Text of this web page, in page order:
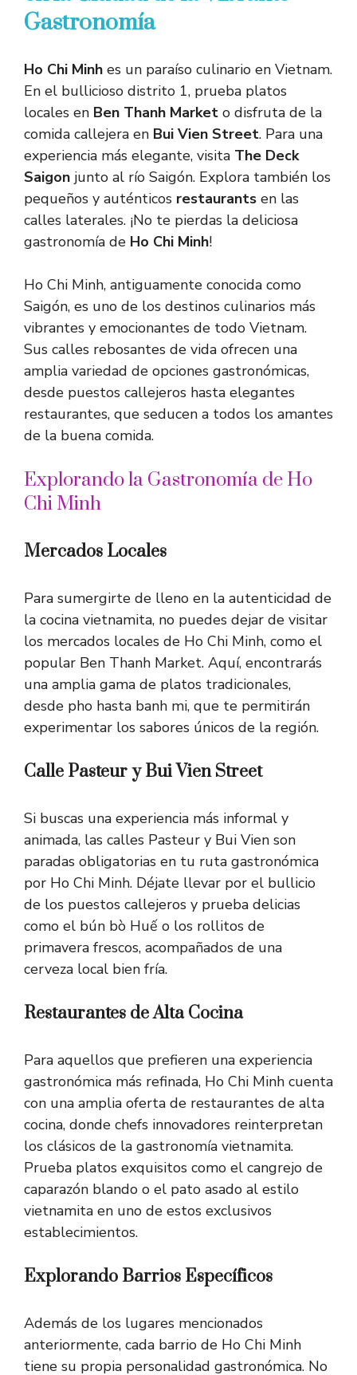
Gastronomía
Ho Chi Minh es un paraíso culinario en Vietnam.
En el bullicioso distrito 1, prueba platos
locales en Ben Thanh Market o disfruta de la
comida callejera en Bui Vien Street. Para una
experiencia más elegante, visita The Deck
Saigon junto al río Saigón. Explora también los
pequeños y auténticos restaurants en las
calles laterales. ¡No te pierdas la deliciosa
gastronomía de Ho Chi Minh!
Ho Chi Minh, antiguamente conocida como
Saigón, es uno de los destinos culinarios más
vibrantes y emocionantes de todo Vietnam.
Sus calles rebosantes de vida ofrecen una
amplia variedad de opciones gastronómicas,
desde puestos callejeros hasta elegantes
restaurantes, que seducen a todos los amantes
de la buena comida.
Explorando la Gastronomía de Ho
Chi Minh
Mercados Locales
Para sumergirte de lleno en la autenticidad de
la cocina vietnamita, no puedes dejar de visitar
los mercados locales de Ho Chi Minh, como el
popular Ben Thanh Market. Aquí, encontrarás
una amplia gama de platos tradicionales,
desde pho hasta banh mi, que te permitirán
experimentar los sabores únicos de la región.
Calle Pasteur y Bui Vien Street
Si buscas una experiencia más informal y
animada, las calles Pasteur y Bui Vien son
paradas obligatorias en tu ruta gastronómica
por Ho Chi Minh. Déjate llevar por el bullicio
de los puestos callejeros y prueba delicias
como el bún bò Huế o los rollitos de
primavera frescos, acompañados de una
cerveza local bien fría.
Restaurantes de Alta Cocina
Para aquellos que prefieren una experiencia
gastronómica más refinada, Ho Chi Minh cuenta
con una amplia oferta de restaurantes de alta
cocina, donde chefs innovadores reinterpretan
los clásicos de la gastronomía vietnamita.
Prueba platos exquisitos como el cangrejo de
caparazón blando o el pato asado al estilo
vietnamita en uno de estos exclusivos
establecimientos.
Explorando Barrios Específicos
Además de los lugares mencionados
anteriormente, cada barrio de Ho Chi Minh
tiene su propia personalidad gastronómica. No